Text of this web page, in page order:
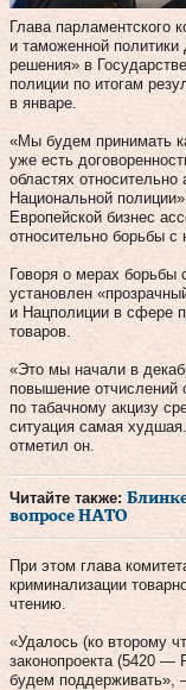
Глава парламентского
и таможенной
решения» в
полиции по итогам
в январе.
«Мы будем принимать
уже есть
областях
Национальной
Европейской бизнес
относительно борьбы
Говоря о мерах борьбы
установлен
и Нацполиции в сфере
товаров.
«Это мы начали в
повышение отчислений
по табачному акцизу
ситуация самая
отметил он.
Читайте также:
вопросе НАТО
При этом глава
криминализации
чтению.
«Удалось (ко второму
законопроекта (5420 —
будем поддерживать»,